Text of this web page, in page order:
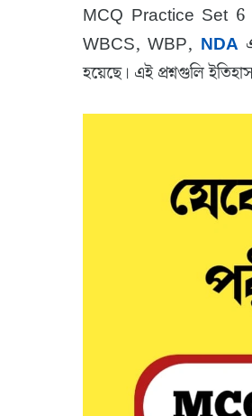
MCQ Practice Set 6 :
WBCS, WBP, NDA
হয়েছে। এই প্রশ্নগুলি